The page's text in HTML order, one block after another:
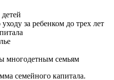
за ребенком до трех лет
многодетным семьям
семейного капитала.